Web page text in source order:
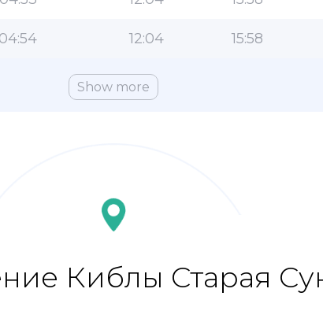
04:54 12:04 15:58
Show more
Киблы Старая